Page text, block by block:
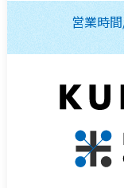
営業時